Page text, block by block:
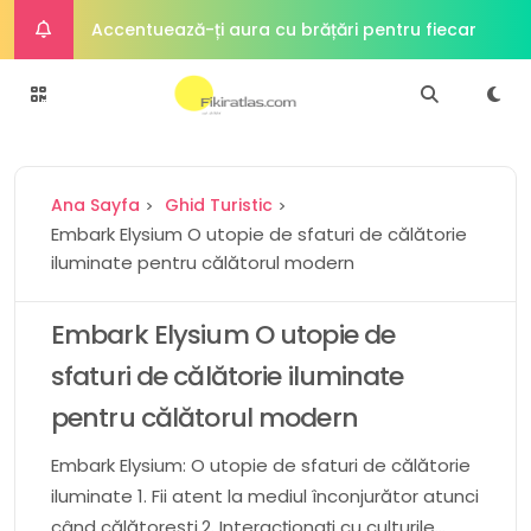
Accentuează-ți aura cu brățări pentru fiecare
Alimente din plante întregi Fundamentul unei
Cum o dietă bogată în proteine ​​poate
îmbunătăți sănătatea intestinală
Simplitate sofisticată Atractia atemporală a
bijuteriilor minimaliste
Ana Sayfa Ghid Turistic
Embark Elysium O utopie de sfaturi de călătorie
iluminate pentru călătorul modern
Embark Elysium O utopie de
sfaturi de călătorie iluminate
pentru călătorul modern
Embark Elysium: O utopie de sfaturi de călătorie
iluminate 1. Fii atent la mediul înconjurător atunci